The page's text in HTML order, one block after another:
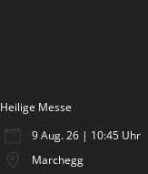
Heilige Messe
9 Aug. 26 | 10:45 Uhr
Marchegg